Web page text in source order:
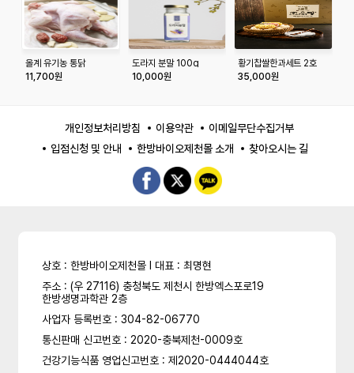
올계 유기농 통닭
11,700원
도라지 분말 100g
10,000원
황기찹쌀한과세트 2호
(800g)
35,000원
개인정보처리방침 이용약관
이메일무단수집거부
입점신청 및 안내
한방바이오제천몰 소개 찾아오시는 길
상호 : 한방바이오제천몰 l 대표 : 최명현
주소 : (우 27116) 충청북도 제천시 한방엑스포로19
한방생명과학관 2층
사업자 등록번호 : 304-82-06770
통신판매 신고번호 : 2020-충북제천-0009호
건강기능식품 영업신고번호 : 제2020-0444044호